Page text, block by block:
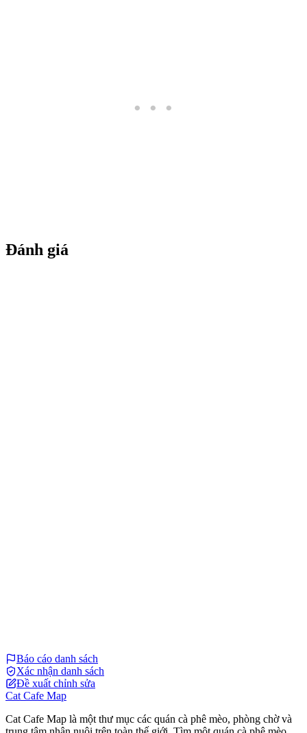
Đánh giá
Báo cáo danh sách
Xác nhận danh sách
Đề xuất chỉnh sửa
Cat Cafe Map
Cat Cafe Map là một thư mục các quán cà phê mèo, phòng chờ và